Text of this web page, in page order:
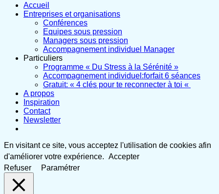
Accueil
Entreprises et organisations
Conférences
Equipes sous pression
Managers sous pression
Accompagnement individuel Manager
Particuliers
Programme « Du Stress à la Sérénité »
Accompagnement individuel:forfait 6 séances
Gratuit: « 4 clés pour te reconnecter à toi «
A propos
Inspiration
Contact
Newsletter
En visitant ce site, vous acceptez l'utilisation de cookies afin
d'améliorer votre expérience. Accepter
Refuser
Paramétrer